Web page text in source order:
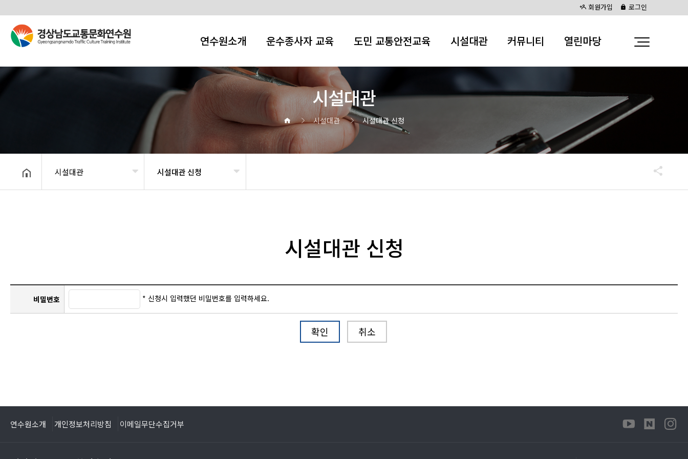
회원가입 로그인
연수원소개 운수종사자 교육 도민 교통안전교육 시설대관 커뮤니티 열린마당
시설대관
시설대관 시설대관 신청
시설대관 시설대관 신청
시설대관 신청
비밀번호 * 신청시 입력했던 비밀번호를 입력하세요.
확인 취소
연수원소개 개인정보처리방침 이메일무단수집거부